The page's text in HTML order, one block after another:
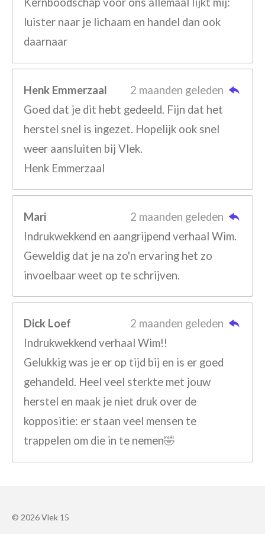
luister naar je lichaam en handel dan ook
daarnaar
Henk Emmerzaal
2 maanden geleden
Goed dat je dit hebt gedeeld. Fijn dat het
herstel snel is ingezet. Hopelijk ook snel
weer aansluiten bij Vlek.
Henk Emmerzaal
Mari
2 maanden geleden
Indrukwekkend en aangrijpend verhaal Wim.
Geweldig dat je na zo'n ervaring het zo
invoelbaar weet op te schrijven.
Dick Loef
2 maanden geleden
Indrukwekkend verhaal Wim!!
Gelukkig was je er op tijd bij en is er goed
gehandeld. Heel veel sterkte met jouw
herstel en maak je niet druk over de
koppositie: er staan veel mensen te
trappelen om die in te nemen🤣
© 2026 Vlek 15